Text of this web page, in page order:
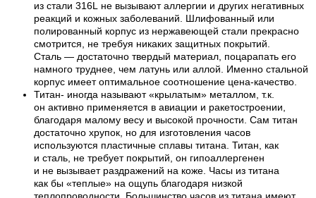
из стали 316L не вызывают аллергии и других негативных
реакций и кожных заболеваний. Шлифованный или
полированный корпус из нержавеющей стали прекрасно
смотрится, не требуя никаких защитных покрытий.
Сталь — достаточно твердый материал, поцарапать его
намного труднее, чем латунь или аллой. Именно стальной
корпус имеет оптимальное соотношение цена-качество.
Титан- иногда называют «крылатым» металлом, т.к.
он активно применяется в авиации и ракетостроении,
благодаря малому весу и высокой прочности. Сам титан
достаточно хрупок, но для изготовления часов
используются пластичные сплавы титана. Титан, как
и сталь, не требует покрытий, он гипоаллергенен
и не вызывает раздражений на коже. Часы из титана
как бы «теплые» на ощупь благодаря низкой